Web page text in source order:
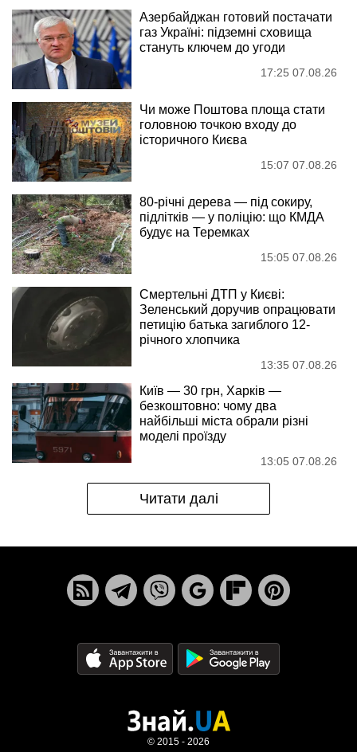
Азербайджан готовий постачати
газ Україні: підземні сховища
стануть ключем до угоди
17:25 07.08.26
Чи може Поштова площа стати
головною точкою входу до
історичного Києва
15:07 07.08.26
80-річні дерева — під сокиру,
підлітків — у поліцію: що КМДА
будує на Теремках
15:05 07.08.26
Смертельні ДТП у Києві:
Зеленський доручив опрацювати
петицію батька загиблого 12-
річного хлопчика
13:35 07.08.26
Київ — 30 грн, Харків —
безкоштовно: чому два
найбільші міста обрали різні
моделі проїзду
13:05 07.08.26
Читати далі
© 2015 - 2026